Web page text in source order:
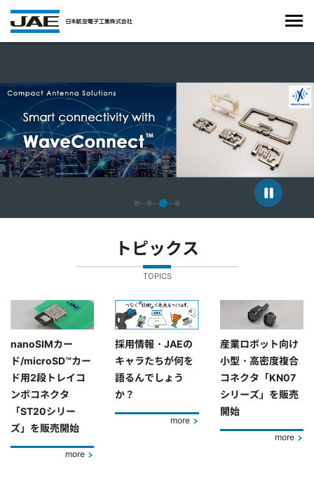
トピックス
TOPICS
nanoSIMカー
ド/microSD™カー
ド用2段トレイコ
ンボコネクタ
「ST20シリー
ズ」を販売開始
more
採用情報・JAEの
キャラたちが何を
語るんでしょう
か？
more
産業ロボット向け
小型・高密度複合
コネクタ「KN07
シリーズ」を販売
開始
more